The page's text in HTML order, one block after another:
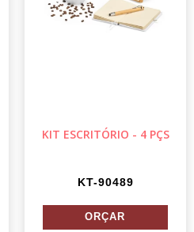
KIT ESCRITÓRIO - 4 PÇS
KT-90489